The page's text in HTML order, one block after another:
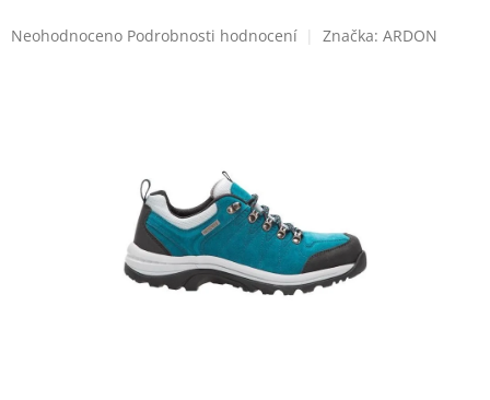
Průměrné
Neohodnoceno Podrobnosti hodnocení Značka: ARDON